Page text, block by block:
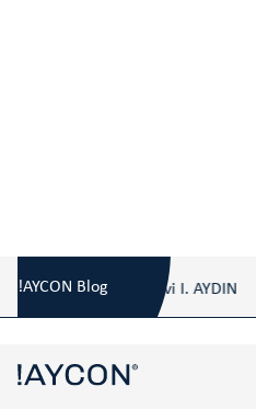
!AYCON BlogAbout Ulvi I. AYDIN